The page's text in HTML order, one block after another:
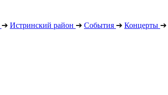
➔ Истринский район ➔ События ➔ Концерты ➔